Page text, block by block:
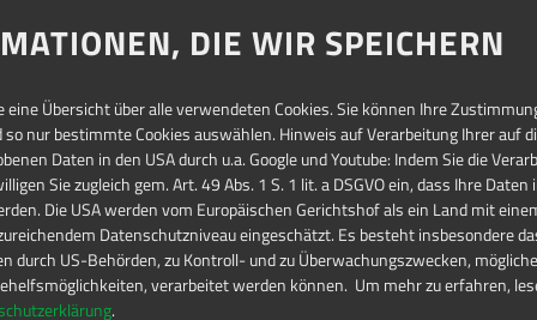
Er­wei­te­rung der
Zu­las­sung zum
2012
La­ge­rung der Aus­rüs­tung
Vier-​Wegegabelstapler
DIE WIR SPEICHERN
eine Übersicht über alle verwendeten Cookies. Sie können Ihre
nur bestimmte Cookies auswählen. Hinweis auf Verarbeitung Ihrer auf
Daten in den USA durch u.a. Google und Youtube: Indem Sie die
Sie zugleich gem. Art. 49 Abs. 1 S. 1 lit. a DSGVO ein, dass Ihre Daten
Die USA werden vom Europäischen Gerichtshof als ein Land mit
Datenschutzniveau eingeschätzt. Es besteht insbesondere
durch US-Behörden, zu Kontroll- und zu Überwachungszwecken,
verarbeitet werden können. Um mehr zu erfahren,
.